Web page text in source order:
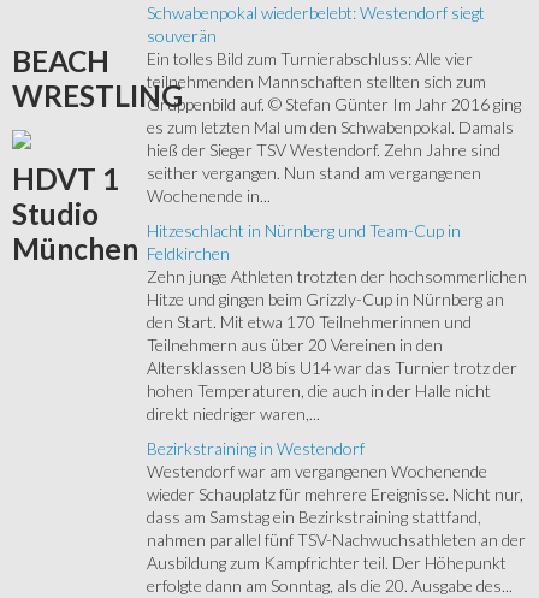
Schwabenpokal wiederbelebt: Westendorf siegt
souverän
Ein tolles Bild zum Turnierabschluss: Alle vier
teilnehmenden Mannschaften stellten sich zum
Gruppenbild auf. © Stefan Günter Im Jahr 2016 ging
es zum letzten Mal um den Schwabenpokal. Damals
hieß der Sieger TSV Westendorf. Zehn Jahre sind
seither vergangen. Nun stand am vergangenen
Wochenende in...
Hitzeschlacht in Nürnberg und Team-Cup in
Feldkirchen
Zehn junge Athleten trotzten der hochsommerlichen
Hitze und gingen beim Grizzly-Cup in Nürnberg an
den Start. Mit etwa 170 Teilnehmerinnen und
Teilnehmern aus über 20 Vereinen in den
Altersklassen U8 bis U14 war das Turnier trotz der
hohen Temperaturen, die auch in der Halle nicht
direkt niedriger waren,...
Bezirkstraining in Westendorf
Westendorf war am vergangenen Wochenende
wieder Schauplatz für mehrere Ereignisse. Nicht nur,
dass am Samstag ein Bezirkstraining stattfand,
nahmen parallel fünf TSV-Nachwuchsathleten an der
Ausbildung zum Kampfrichter teil. Der Höhepunkt
erfolgte dann am Sonntag, als die 20. Ausgabe des...
BEACH
WRESTLING
HDVT 1
Studio
München